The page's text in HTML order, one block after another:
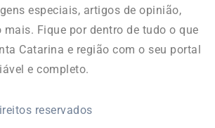
especiais, artigos de opinião,
Fique por dentro de tudo o que
Catarina e região com o seu portal
e completo.
reservados